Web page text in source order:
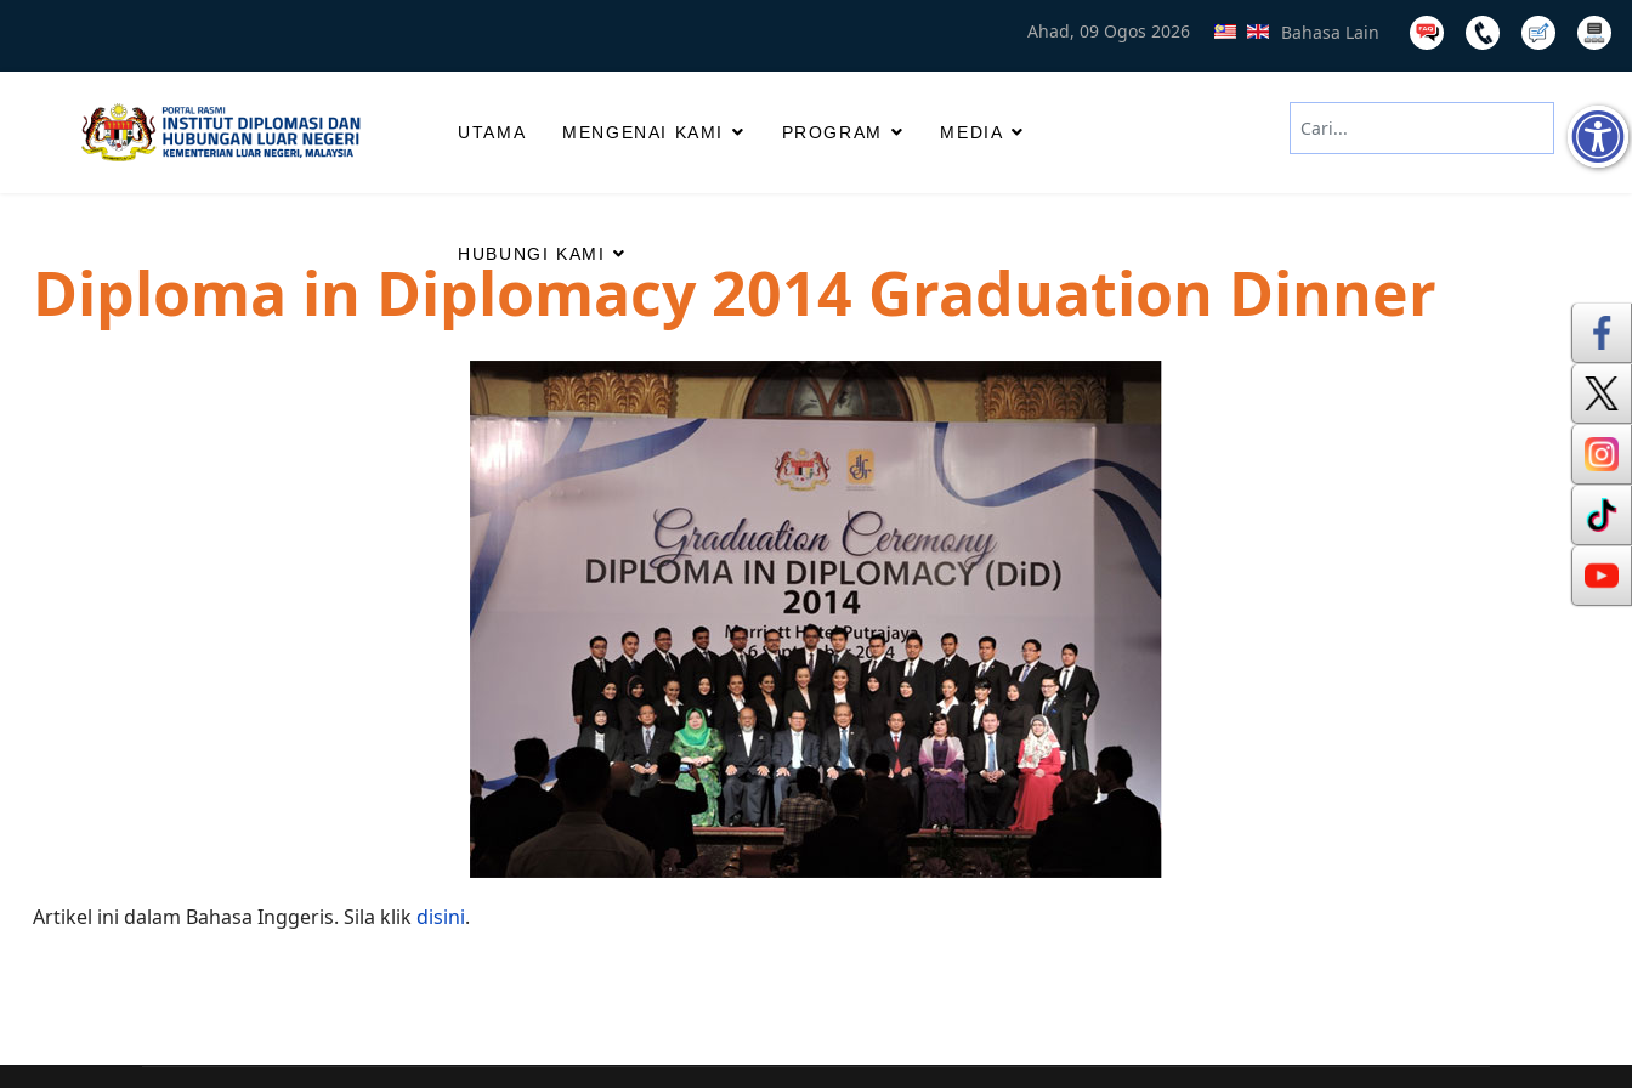
Ahad, 09 Ogos 2026 Bahasa Lain
UTAMA MENGENAI KAMI PROGRAM MEDIA
HUBUNGI KAMI
Type 2 or more characters for
Diploma in Diplomacy 2014 Graduation Dinner
Artikel ini dalam Bahasa Inggeris. Sila klikdisini.